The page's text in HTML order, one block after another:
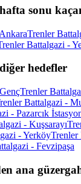
sonu
Trenler
Battalgazi -
hedefler
Trenler
Battalgazi -
- Pazarcık
- Kuşsarayı
- YerköyTrenler
- Fevzipaşa
ana